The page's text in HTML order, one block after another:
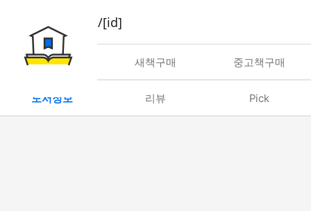
book/rent/[id]
대여 새책구매 중고책구매
도서정보 리뷰 Pick